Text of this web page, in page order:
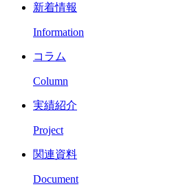
新着情報
Information
コラム
Column
実績紹介
Project
関連資料
Document